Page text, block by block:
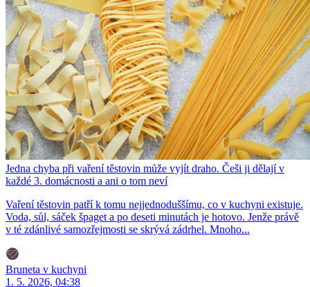
Jedna chyba při vaření těstovin může vyjít draho. Češi ji dělají v
každé 3. domácnosti a ani o tom neví
Vaření těstovin patří k tomu nejjednoduššímu, co v kuchyni existuje.
Voda, sůl, sáček špaget a po deseti minutách je hotovo. Jenže právě
v té zdánlivé samozřejmosti se skrývá zádrhel. Mnoho...
Bruneta v kuchyni
1. 5. 2026, 04:38